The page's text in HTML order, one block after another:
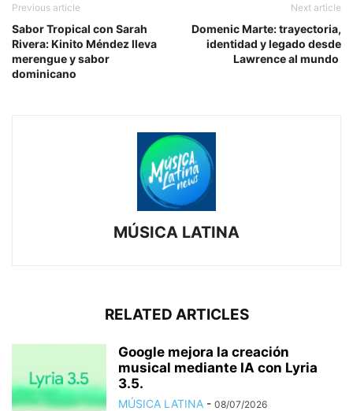
Previous article
Sabor Tropical con Sarah
Rivera: Kinito Méndez lleva
merengue y sabor
dominicano
Next article
Domenic Marte: trayectoria,
identidad y legado desde
Lawrence al mundo
MÚSICA LATINA
RELATED ARTICLES
Google mejora la creación
musical mediante IA con Lyria
3.5.
MÚSICA LATINA - 08/07/2026